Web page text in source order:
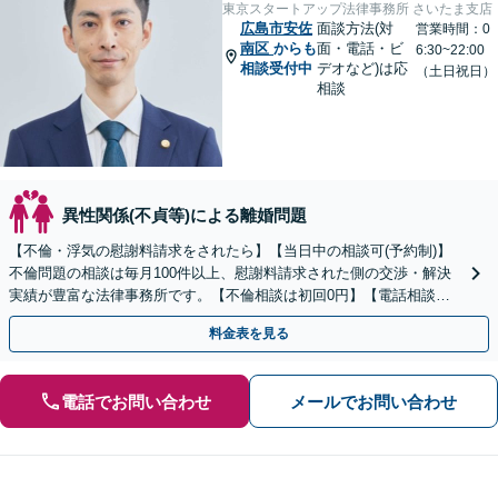
東京スタートアップ法律事務所 さいたま支店
広島市安佐
南区 からも
相談受付中
面談方法(対
面・電話・ビ
デオなど)は応
相談
営業時間：0
6:30~22:00
（土日祝日）
異性関係(不貞等)による離婚問題
【不倫・浮気の慰謝料請求をされたら】【当日中の相談可(予約制)】
不倫問題の相談は毎月100件以上、慰謝料請求された側の交渉・解決
実績が豊富な法律事務所です。【不倫相談は初回0円】【電話相談で
ご契約まで対応可/来所不要】
料金表を見る
電話でお問い合わせ メールでお問い合わせ